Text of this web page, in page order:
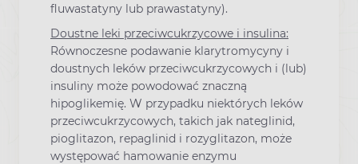
fluwastatyny lub prawastatyny).
Doustne leki przeciwcukrzycowe i insulina:
Równoczesne podawanie klarytromycyny i
doustnych leków przeciwcukrzycowych i (lub)
insuliny może powodować znaczną
hipoglikemię. W przypadku niektórych leków
przeciwcukrzycowych, takich jak nateglinid,
pioglitazon, repaglinid i rozyglitazon, może
występować hamowanie enzymu